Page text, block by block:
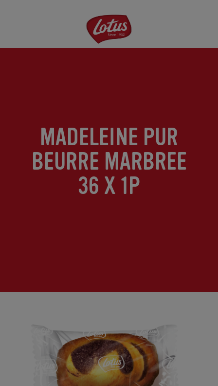
principal
MADELEINE PUR
BEURRE MARBREE
36 X 1P